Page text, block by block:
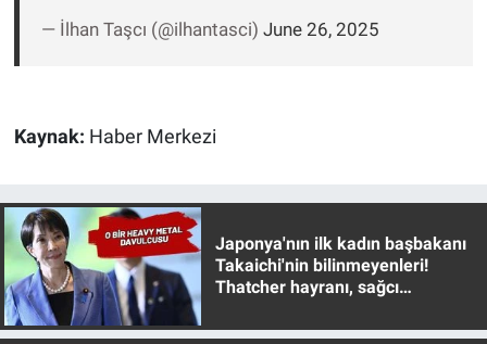
— İlhan Taşcı (@ilhantasci) June 26, 2025
Kaynak: Haber Merkezi
Japonya'nın ilk kadın başbakanı
Takaichi'nin bilinmeyenleri!
Thatcher hayranı, sağcı